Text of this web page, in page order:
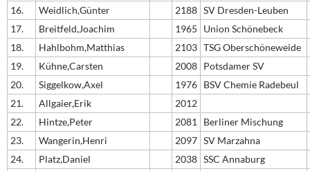
16.
Weidlich,Günter 2188 SV Dresden-Leuben
17.
Breitfeld,Joachim 1965
Union Schönebeck
18.
Hahlbohm,Matthias 2103 TSG Oberschöneweide
19.
Kühne,Carsten 2008 Potsdamer SV
20.
Siggelkow,Axel 1976 BSV Chemie Radebeul
21.
Allgaier,Erik
2012
22.
Hintze,Peter 2081
Berliner Mischung
23.
Wangerin,Henri 2097 SV Marzahna
24.
Platz,Daniel 2038 SSC Annaburg